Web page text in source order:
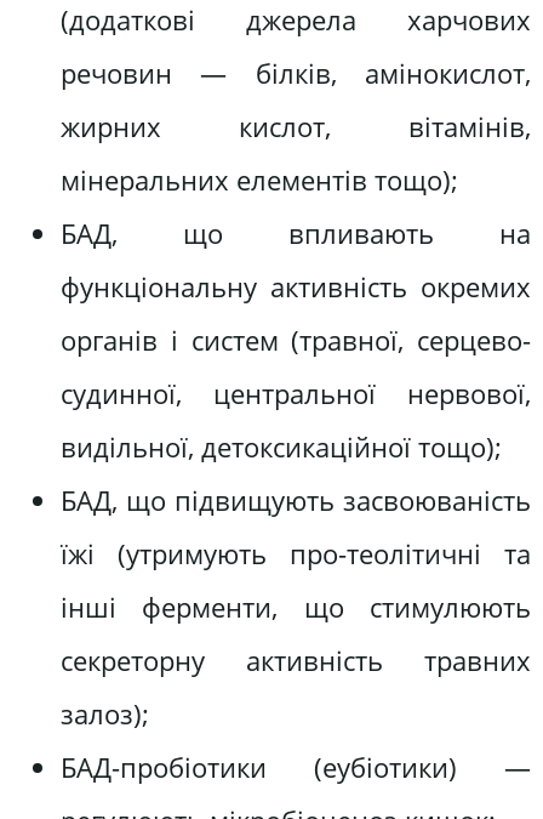
(додаткові джерела харчових
речовин — білків, амінокислот,
жирних кислот, вітамінів,
мінеральних елементів тощо);
БАД, що впливають на
функціональну активність окремих
органів і систем (травної, серцево-
судинної, центральної нервової,
видільної, детоксикаційної тощо);
БАД, що підвищують засвоюваність
їжі (утримують про-теолітичні та
інші ферменти, що стимулюють
секреторну активність травних
залоз);
БАД-пробіотики (еубіотики) —